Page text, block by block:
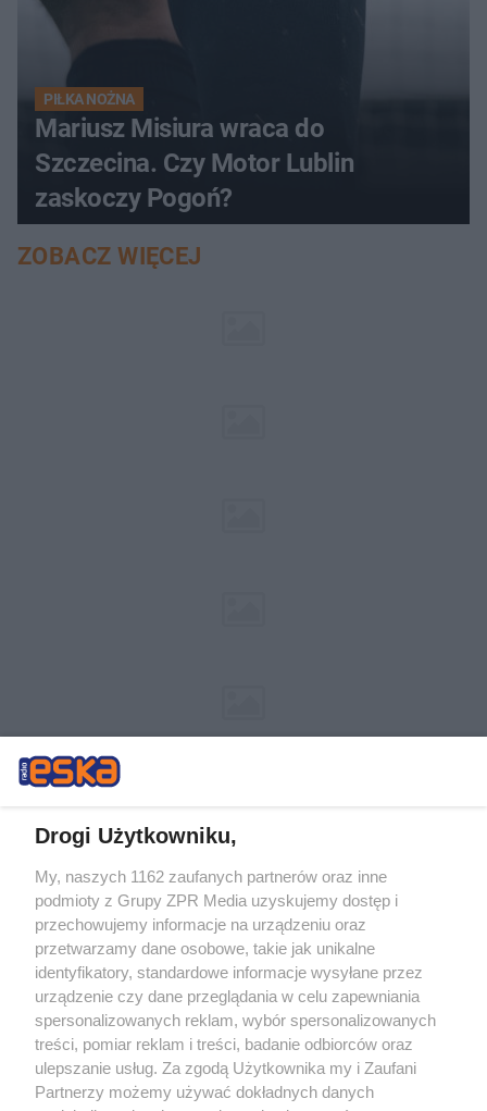
PIŁKA NOŻNA
Mariusz Misiura wraca do
Szczecina. Czy Motor Lublin
zaskoczy Pogoń?
ZOBACZ WIĘCEJ
Żaden utwór zamieszczony w serwisie nie może być powielany i
rozpowszechniany lub dalej rozpowszechniany w jakikolwiek sposób (w
tym także elektroniczny lub mechaniczny) na jakimkolwiek polu
eksploatacji w jakiejkolwiek formie, włącznie z umieszczaniem w
Internecie bez pisemnej zgody właściciela praw. Jakiekolwiek użycie lub
wykorzystanie utworów w całości lub w części z naruszeniem prawa,
tzn. bez właściwej zgody, jest zabronione pod groźbą kary i może być
ścigane prawnie.
Drogi Użytkowniku,
My, naszych 1162 zaufanych partnerów oraz inne
podmioty z Grupy ZPR Media uzyskujemy dostęp i
przechowujemy informacje na urządzeniu oraz
przetwarzamy dane osobowe, takie jak unikalne
identyfikatory, standardowe informacje wysyłane przez
urządzenie czy dane przeglądania w celu zapewniania
spersonalizowanych reklam, wybór spersonalizowanych
treści, pomiar reklam i treści, badanie odbiorców oraz
ulepszanie usług. Za zgodą Użytkownika my i Zaufani
Partnerzy możemy używać dokładnych danych